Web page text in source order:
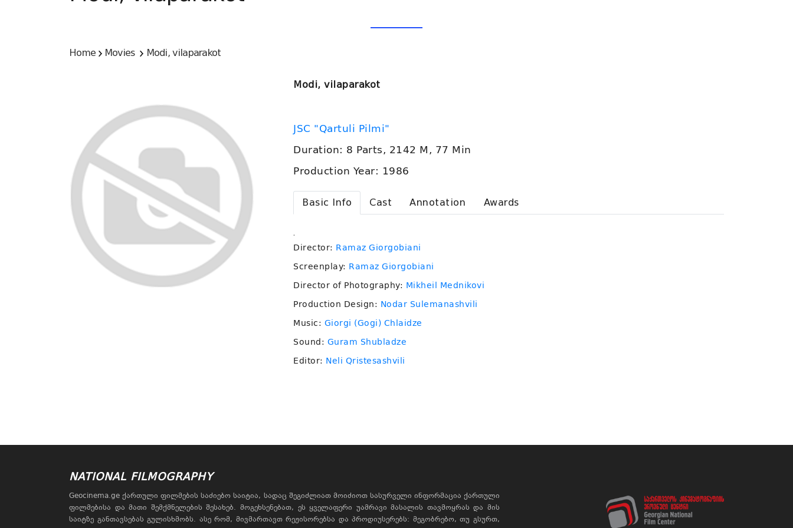
Home Movies Modi, vilaparakot
Modi, vilaparakot
JSC "Qartuli Pilmi"
Duration: 8 Parts, 2142 M, 77 Min
Production Year: 1986
Basic Info Cast Annotation Awards
.
Director: Ramaz Giorgobiani
Screenplay: Ramaz Giorgobiani
Director of Photography: Mikheil Mednikovi
Production Design: Nodar Sulemanashvili
Music: Giorgi (Gogi) Chlaidze
Sound: Guram Shubladze
Editor: Neli Qristesashvili
NATIONAL FILMOGRAPHY
Geocinema.ge ქართული ფილმების საძიებო საიტია, სადაც შეგიძლიათ მოიძიოთ სასურველი ინფორმაცია ქართული
ფილმებისა და მათი შემქმნელების შესახებ. მოგეხსენებათ, ეს ყველაფერი უამრავი მასალის თავმოყრას და მის
საიტზე განთავსებას გულისხმობს. ასე რომ, მივმართავთ რეჟისორებსა და პროდიუსერებს: მეგობრებო, თუ გსურთ,